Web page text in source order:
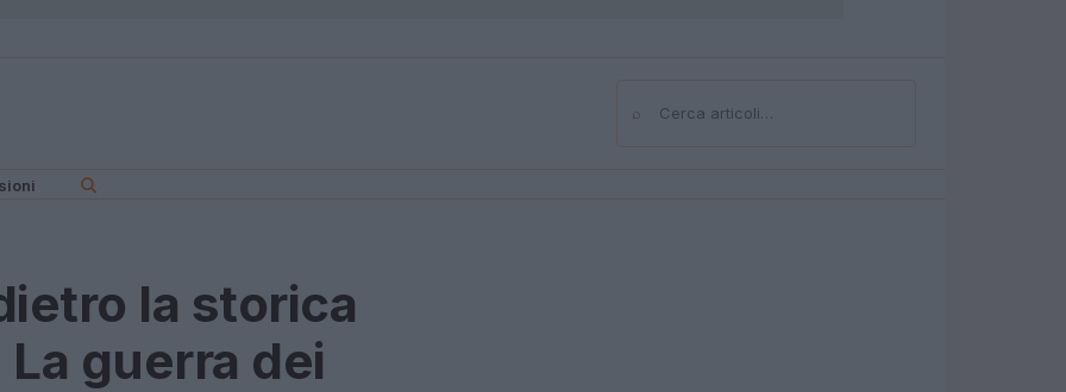
⌕Cerca
la storica
guerra dei